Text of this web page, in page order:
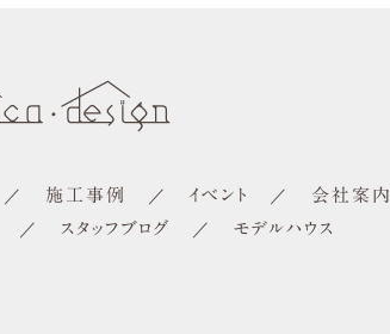
施工事例 イベント 会社案内
スタッフブログ モデルハウス